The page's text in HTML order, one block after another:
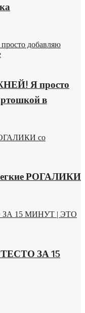
добавляю
Я просто
в
со
РОГАЛИКИ
15 МИНУТ | ЭТО
ЗА 15